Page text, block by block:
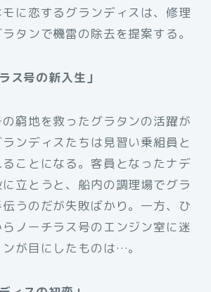
に恋するグランディスは、修理
タンで機雷の除去を提案する。
ス号の新入生」
窮地を救ったグラタンの活躍が
ンディスたちは見習い乗組員と
ことになる。客員となったナデ
立とうと、船内の調理場でグラ
うのだが失敗ばかり。一方、ひ
ノーチラス号のエンジン室に迷
が目にしたものは…。